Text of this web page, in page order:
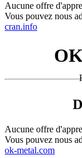
Aucune offre
Vous pouvez nous
cran.info
Aucune offre
Vous pouvez nous
ok-metal.com